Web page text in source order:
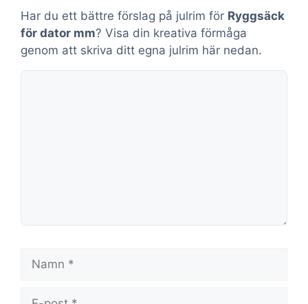
Har du ett bättre förslag på julrim för Ryggsäck
för dator mm? Visa din kreativa förmåga
genom att skriva ditt egna julrim här nedan.
Kommentar